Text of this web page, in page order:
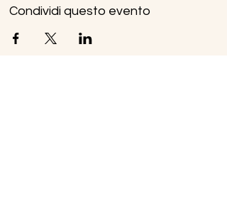
Condividi questo evento